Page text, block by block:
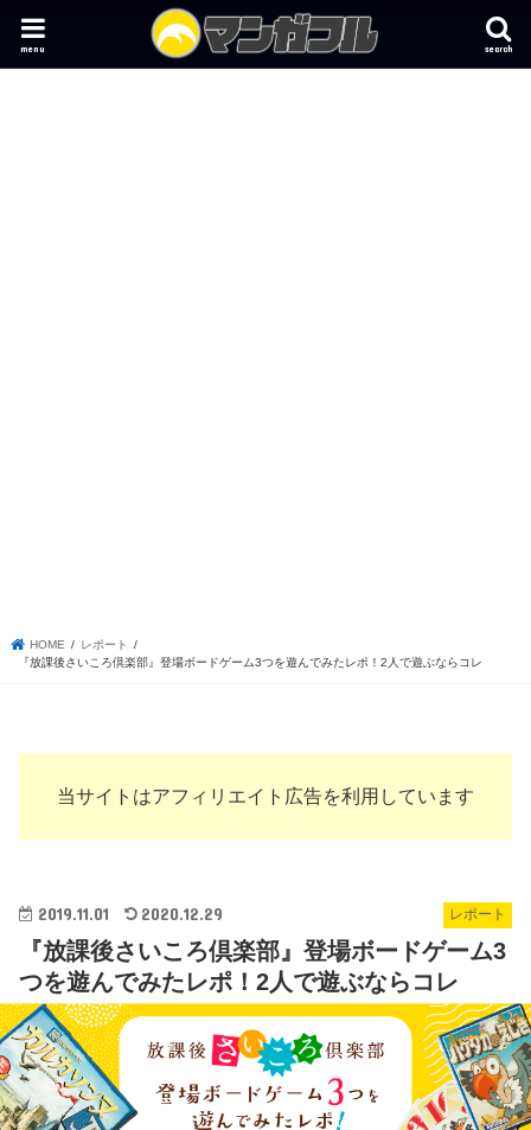
search
menu
HOME
レポート
『放課後さいころ倶楽部』登場ボードゲーム3つを遊んでみたレポ！2人で遊ぶならコレ
当サイトはアフィリエイト広告を利用しています
レポート
2019.11.01 2020.12.29
『放課後さいころ倶楽部』登場ボードゲーム3
つを遊んでみたレポ！2人で遊ぶならコレ